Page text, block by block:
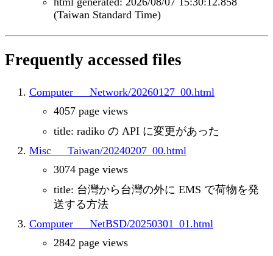
(Taiwan Standard Time)
Frequently accessed files
Computer___Network/20260127_00.html
4057 page views
title: radiko の API に変更があった
Misc___Taiwan/20240207_00.html
3074 page views
title: 台灣から台灣の外に EMS で荷物を発
送する方法
Computer___NetBSD/20250301_01.html
2842 page views